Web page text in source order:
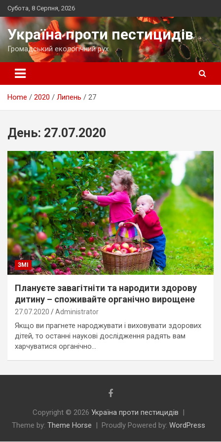
Skip
to
content
Субота, 8 Серпня, 2026
Україна проти пестицидів
Громадський екологічний рух
Home 2020 Липень 27
День: 27.07.2020
ЗМІ
Плануєте завагітніти та народити здорову
дитину – споживайте органічно вирощене
27.07.2020 Administrator
Якщо ви прагнете народжувати і виховувати здорових
дітей, то останні наукові дослідження радять вам
харчуватися органічно…
Copyright © 2026 Україна проти пестицидів
Theme by: Theme Horse Proudly Powered by: WordPress